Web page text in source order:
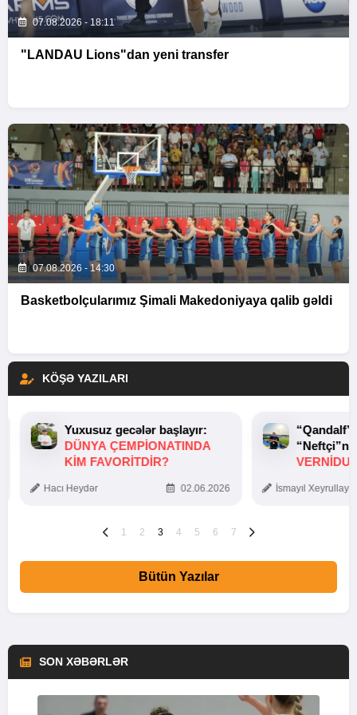
07.08.2026 - 18:11
"LANDAU Lions"dan yeni transfer
07.08.2026 - 14:30
Basketbolçularımız Şimali Makedoniyaya qalib gəldi
KÖŞƏ YAZILARI
Yuxusuz gecələr başlayır:
DÜNYA ÇEMPIONATINDA
KIM FAVORITDIR?
Hacı Heydər 02.06.2026 İsmayıl
1 2 3 4 5 6 7
Bütün Yazılar
SON XƏBƏRLƏR